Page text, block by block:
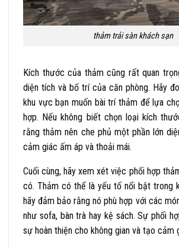
thảm trải sàn khách sạn
Kích thước của thảm cũng rất quan
diện tích và bố trí của căn phòng. Hãy
khu vực bạn muốn bài trí thảm để lựa
hợp. Nếu không biết chọn loại kích
rằng thảm nên che phủ một phần lớn
cảm giác ấm áp và thoải mái.
Cuối cùng, hãy xem xét việc phối hợp
có. Thảm có thể là yếu tố nổi bật trong
hãy đảm bảo rằng nó phù hợp với các
như sofa, bàn trà hay kệ sách. Sự phối
sự hoàn thiện cho không gian và tạo cảm